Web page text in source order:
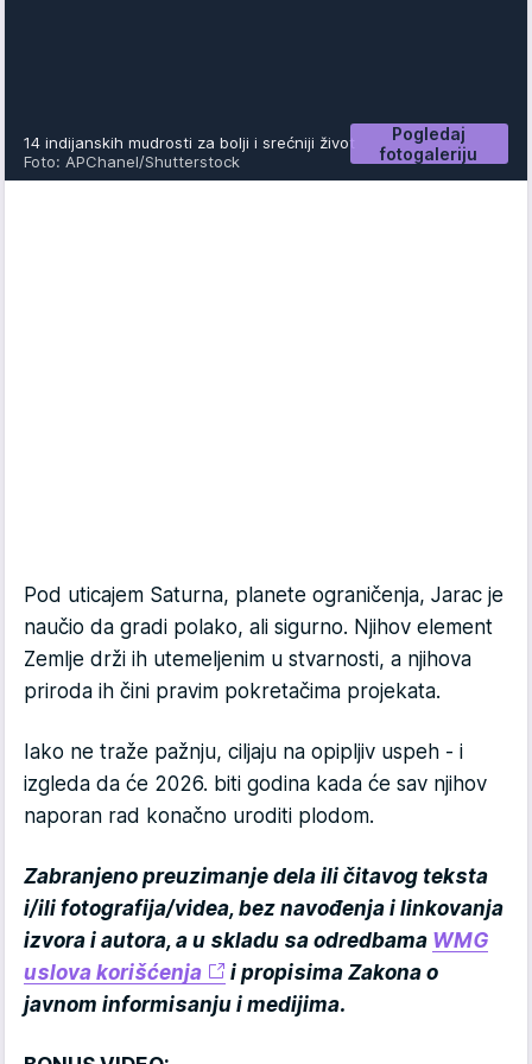
Pogledaj
fotogaleriju
14 indijanskih mudrosti za bolji i srećniji život
Foto: APChanel/Shutterstock
Pod uticajem Saturna, planete ograničenja, Jarac je
naučio da gradi polako, ali sigurno. Njihov element
Zemlje drži ih utemeljenim u stvarnosti, a njihova
priroda ih čini pravim pokretačima projekata.
Iako ne traže pažnju, ciljaju na opipljiv uspeh - i
izgleda da će 2026. biti godina kada će sav njihov
naporan rad konačno uroditi plodom.
Zabranjeno preuzimanje dela ili čitavog teksta
i/ili fotografija/videa, bez navođenja i linkovanja
izvora i autora, a u skladu sa odredbama WMG
uslova korišćenja
i propisima Zakona o
javnom informisanju i medijima.